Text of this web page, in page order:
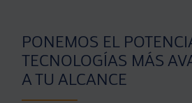
PONEMOS EL
TECNOLOGÍAS MÁS
A TU ALCANCE